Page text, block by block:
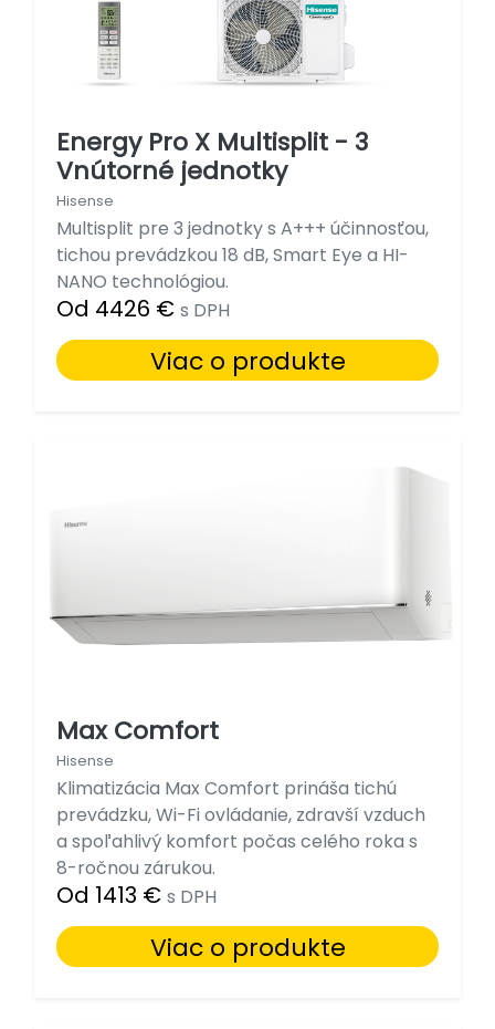
Energy Pro X Multisplit - 3
Vnútorné jednotky
Hisense
Multisplit pre 3 jednotky s A+++ účinnosťou,
tichou prevádzkou 18 dB, Smart Eye a HI-
NANO technológiou.
Od 4426 € s DPH
Viac o produkte
Max Comfort
Hisense
Klimatizácia Max Comfort prináša tichú
prevádzku, Wi-Fi ovládanie, zdravší vzduch
a spoľahlivý komfort počas celého roka s
8-ročnou zárukou.
Od 1413 € s DPH
Viac o produkte